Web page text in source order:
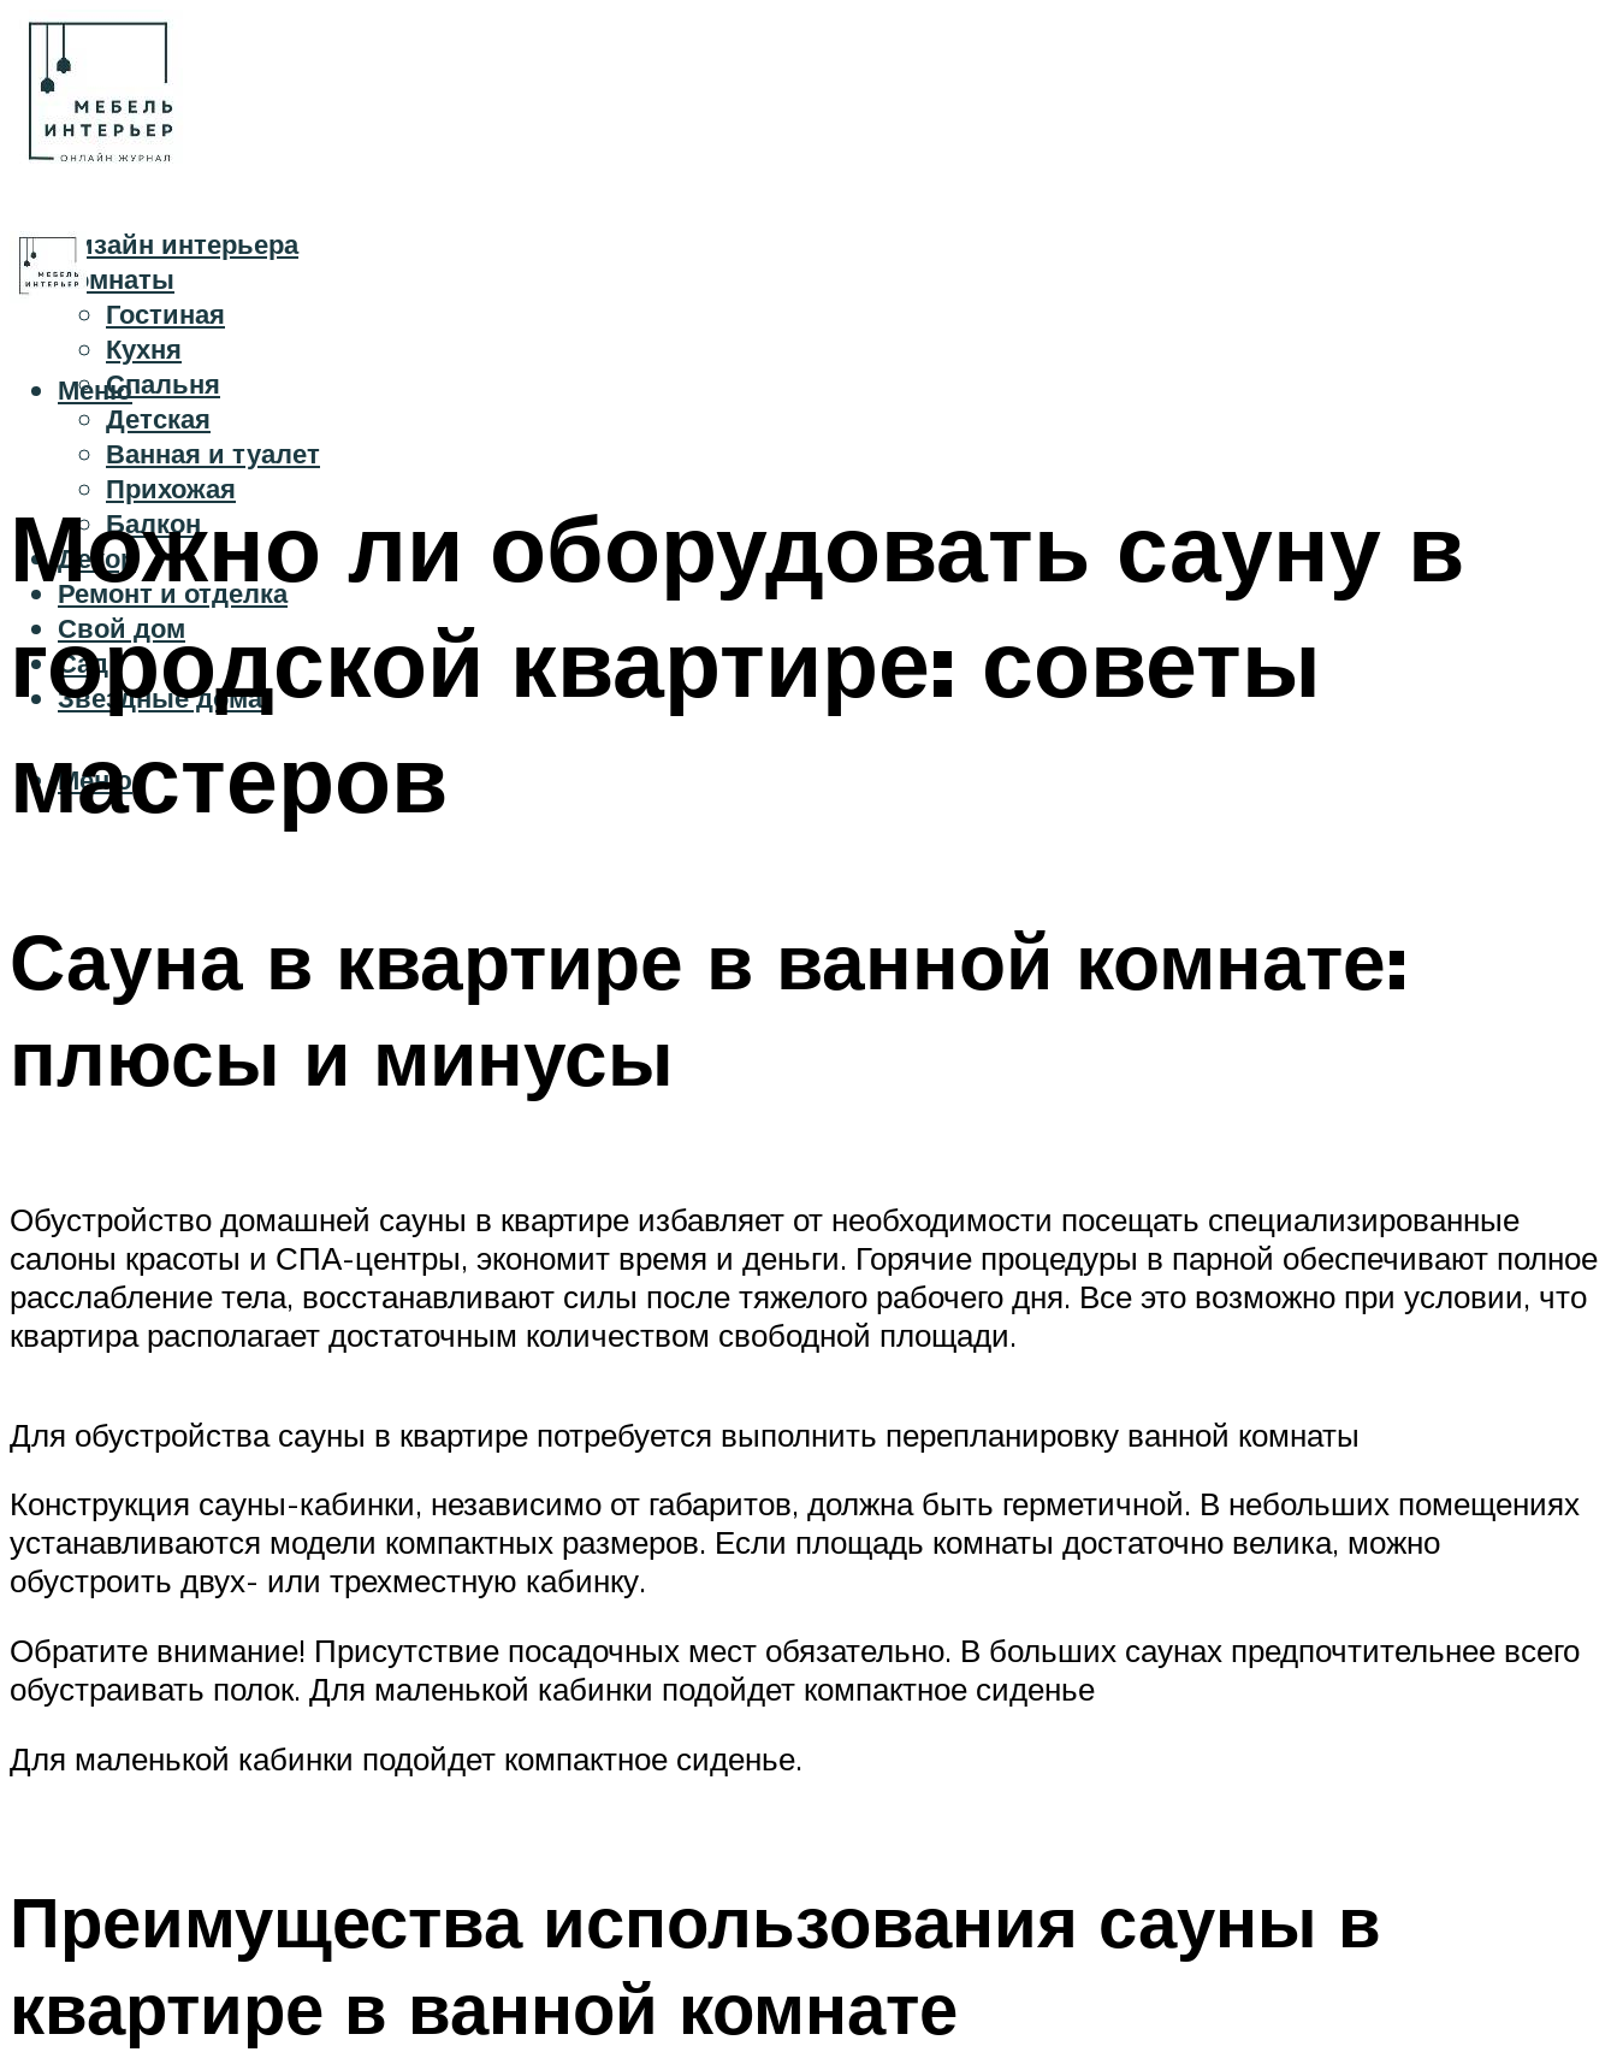
Дизайн интерьера
Комнаты
Гостиная
Кухня
Спальня
Детская
Ванная и туалет
Прихожая
Балкон
Декор
Ремонт и отделка
Свой дом
Сад
Звездные дома
Меню
Меню
Можно ли оборудовать сауну в
городской квартире: советы
мастеров
Сауна в квартире в ванной комнате:
плюсы и минусы
Обустройство домашней сауны в квартире избавляет от необходимости посещать специализированные
салоны красоты и СПА-центры, экономит время и деньги. Горячие процедуры в парной обеспечивают полное
расслабление тела, восстанавливают силы после тяжелого рабочего дня. Все это возможно при условии, что
квартира располагает достаточным количеством свободной площади.
Для обустройства сауны в квартире потребуется выполнить перепланировку ванной комнаты
Конструкция сауны-кабинки, независимо от габаритов, должна быть герметичной. В небольших помещениях
устанавливаются модели компактных размеров. Если площадь комнаты достаточно велика, можно
обустроить двух- или трехместную кабинку.
Обратите внимание! Присутствие посадочных мест обязательно. В больших саунах предпочтительнее всего
обустраивать полок. Для маленькой кабинки подойдет компактное сиденье
Для маленькой кабинки подойдет компактное сиденье.
Преимущества использования сауны в
квартире в ванной комнате